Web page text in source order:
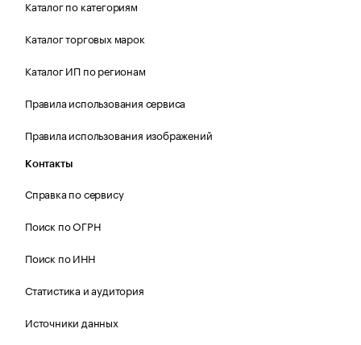
Каталог по категориям
Каталог торговых марок
Каталог ИП по регионам
Правила использования сервиса
Правила использования изображений
Контакты
Справка по сервису
Поиск по ОГРН
Поиск по ИНН
Статистика и аудитория
Источники данных